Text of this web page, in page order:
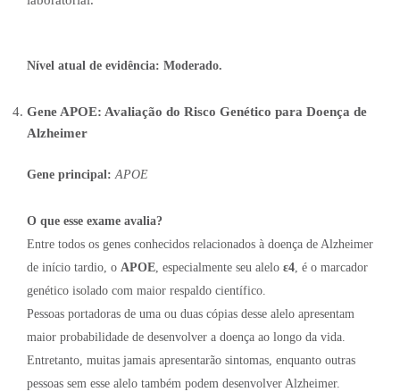
Nível atual de evidência: Moderado.
Gene APOE: Avaliação do Risco Genético para Doença de
Alzheimer
Gene principal: APOE
O que esse exame avalia?
Entre todos os genes conhecidos relacionados à doença de Alzheimer
de início tardio, o APOE, especialmente seu alelo ε4, é o marcador
genético isolado com maior respaldo científico.
Pessoas portadoras de uma ou duas cópias desse alelo apresentam
maior probabilidade de desenvolver a doença ao longo da vida.
Entretanto, muitas jamais apresentarão sintomas, enquanto outras
pessoas sem esse alelo também podem desenvolver Alzheimer.